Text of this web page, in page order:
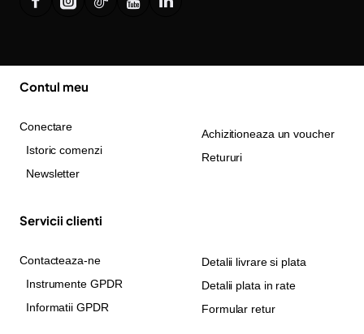
Contul meu
Conectare
Istoric comenzi
Newsletter
Achizitioneaza un voucher
Retururi
Servicii clienti
Contacteaza-ne
Instrumente GPDR
Informatii GPDR
Detalii livrare si plata
Detalii plata in rate
Formular retur